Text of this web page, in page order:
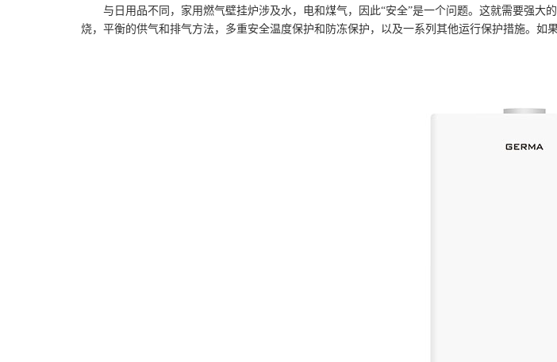
与日用品不同，家用燃气壁挂炉涉及水，电和煤气，因此“安全”是一个问题。这就需要强
烧，平衡的供气和排气方法，多重安全温度保护和防冻保护，以及一系列其他运行保护措施。如